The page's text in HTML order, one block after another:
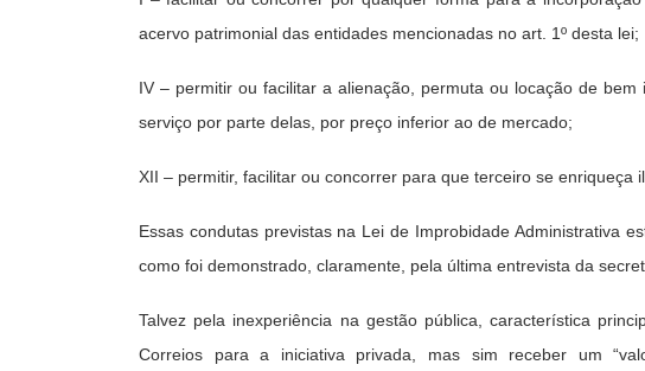
acervo patrimonial das entidades mencionadas no art. 1º desta lei;
IV – permitir ou facilitar a alienação, permuta ou locação de
serviço por parte delas, por preço inferior ao de mercado;
XII – permitir, facilitar ou concorrer para que terceiro se enriqueça
Essas condutas previstas na Lei de Improbidade Administrativa
como foi demonstrado, claramente, pela última entrevista da
Talvez pela inexperiência na gestão pública, característica
Correios para a iniciativa privada, mas sim receber um